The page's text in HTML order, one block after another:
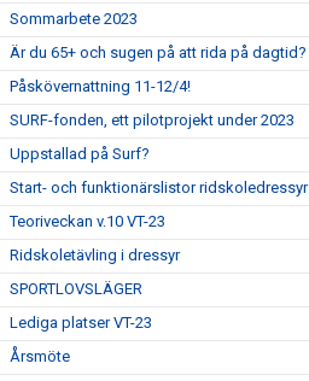
Sommarbete 2023
Är du 65+ och sugen på att rida på dagtid?
Påskövernattning 11-12/4!
SURF-fonden, ett pilotprojekt under 2023
Uppstallad på Surf?
Start- och funktionärslistor ridskoledressyr
Teoriveckan v.10 VT-23
Ridskoletävling i dressyr
SPORTLOVSLÄGER
Lediga platser VT-23
Årsmöte